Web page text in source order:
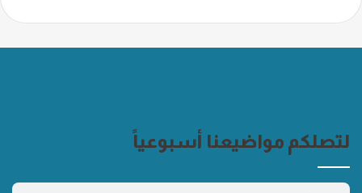
لتصلكم مواضيعنا أسبوعياً